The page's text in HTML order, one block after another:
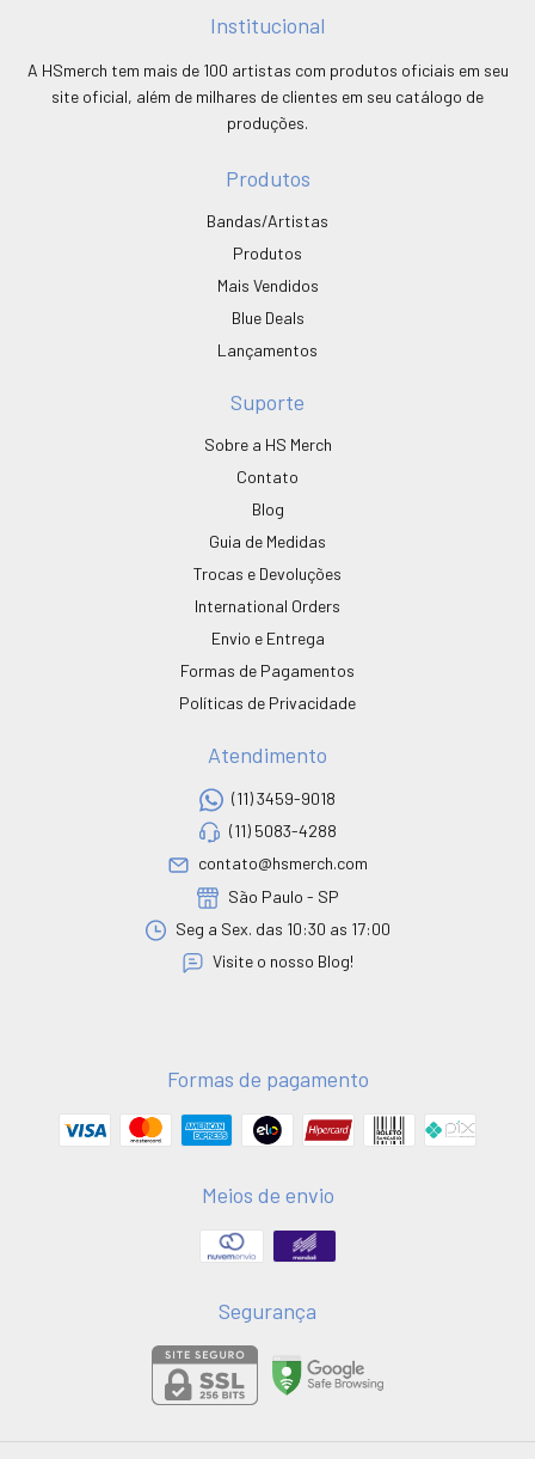
Institucional
A HSmerch tem mais de 100 artistas com produtos oficiais em seu
site oficial, além de milhares de clientes em seu catálogo de
produções.
Produtos
Bandas/Artistas
Produtos
Mais Vendidos
Blue Deals
Lançamentos
Suporte
Sobre a HS Merch
Contato
Blog
Guia de Medidas
Trocas e Devoluções
International Orders
Envio e Entrega
Formas de Pagamentos
Políticas de Privacidade
Atendimento
(11) 3459-9018
(11) 5083-4288
contato@hsmerch.com
São Paulo - SP
Seg a Sex. das 10:30 as 17:00
Visite o nosso Blog!
Formas de pagamento
Meios de envio
Segurança